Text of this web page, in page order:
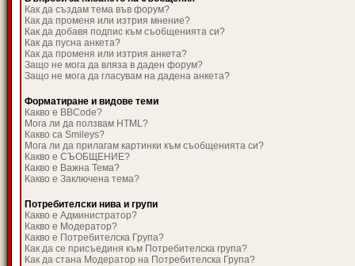
Как да създам тема във форум?
Как да променя или изтрия мнение?
Как да добавя подпис към съобщенията си?
Как да пусна анкета?
Как да променя или изтрия анкета?
Защо не мога да вляза в даден форум?
Защо не мога да гласувам на дадена анкета?
Форматиране и видове теми
Какво е BBCode?
Мога ли да ползвам HTML?
Какво са Smileys?
Мога ли да прилагам картинки към съобщенията си?
Какво е СЪОБЩЕНИЕ?
Какво е Важна Тема?
Какво е Заключена тема?
Потребителски нива и групи
Какво е Администратор?
Какво е Модератор?
Какво е Потребителска Група?
Как да се присъединя към Потребителска група?
Как да стана Модератор на Потребителска Група?